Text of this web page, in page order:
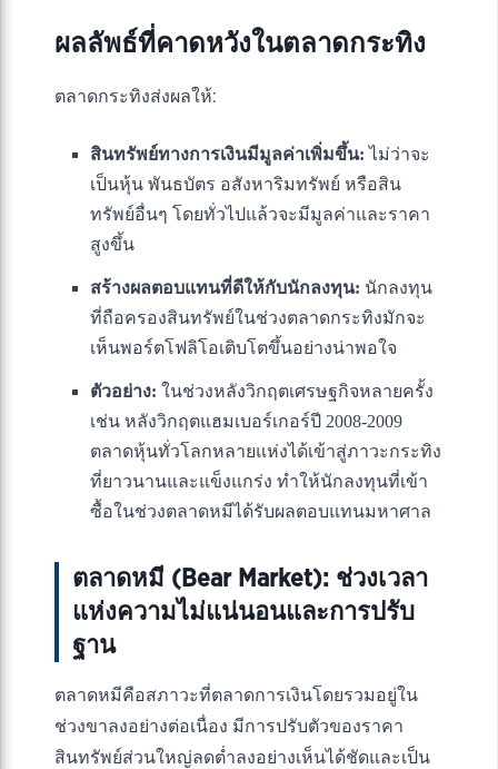
ผลลัพธ์ที่คาดหวังในตลาดกระทิง
ตลาดกระทิงส่งผลให้:
สินทรัพย์ทางการเงินมีมูลค่าเพิ่มขึ้น: ไม่ว่าจะ
เป็นหุ้น พันธบัตร อสังหาริมทรัพย์ หรือสิน
ทรัพย์อื่นๆ โดยทั่วไปแล้วจะมีมูลค่าและราคา
สูงขึ้น
สร้างผลตอบแทนที่ดีให้กับนักลงทุน: นักลงทุน
ที่ถือครองสินทรัพย์ในช่วงตลาดกระทิงมักจะ
เห็นพอร์ตโฟลิโอเติบโตขึ้นอย่างน่าพอใจ
ตัวอย่าง: ในช่วงหลังวิกฤตเศรษฐกิจหลายครั้ง
เช่น หลังวิกฤตแฮมเบอร์เกอร์ปี 2008-2009
ตลาดหุ้นทั่วโลกหลายแห่งได้เข้าสู่ภาวะกระทิง
ที่ยาวนานและแข็งแกร่ง ทำให้นักลงทุนที่เข้า
ซื้อในช่วงตลาดหมีได้รับผลตอบแทนมหาศาล
ตลาดหมี (Bear Market): ช่วงเวลา
แห่งความไม่แน่นอนและการปรับ
ฐาน
ตลาดหมีคือสภาวะที่ตลาดการเงินโดยรวมอยู่ใน
ช่วงขาลงอย่างต่อเนื่อง มีการปรับตัวของราคา
สินทรัพย์ส่วนใหญ่ลดต่ำลงอย่างเห็นได้ชัดและเป็น